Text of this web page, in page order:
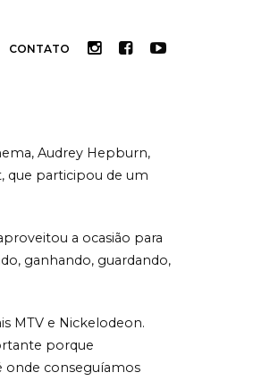
CONTATO
Audrey Hepburn,
que participou de um
a ocasião para
ganhando, guardando,
MTV e Nickelodeon.
porque
onde conseguíamos